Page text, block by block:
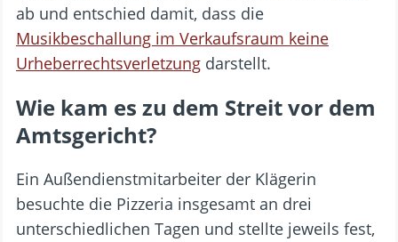
ab und entschied damit, dass die
Musikbeschallung im Verkaufsraum keine
Urheberrechtsverletzung darstellt.
Wie kam es zu dem Streit vor dem
Amtsgericht?
Ein Außendienstmitarbeiter der Klägerin
besuchte die Pizzeria insgesamt an drei
unterschiedlichen Tagen und stellte jeweils fest,